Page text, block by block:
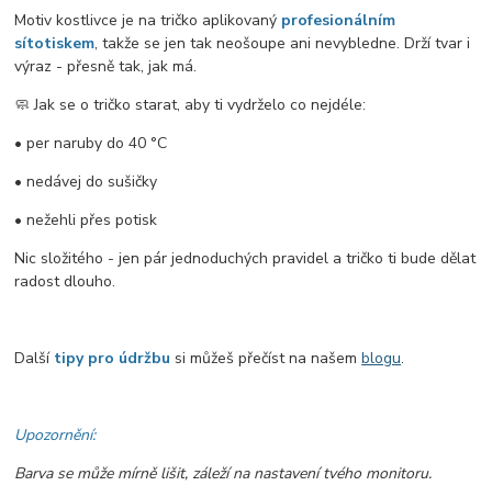
Motiv kostlivce je na tričko aplikovaný profesionálním
sítotiskem, takže se jen tak neošoupe ani nevybledne. Drží tvar i
výraz - přesně tak, jak má.
🧼 Jak se o tričko starat, aby ti vydrželo co nejdéle:
• per naruby do 40 °C
• nedávej do sušičky
• nežehli přes potisk
Nic složitého - jen pár jednoduchých pravidel a tričko ti bude dělat
radost dlouho.
Další tipy pro údržbu si můžeš přečíst na našemblogu.
Upozornění:
Barva se může mírně lišit, záleží na nastavení tvého monitoru.